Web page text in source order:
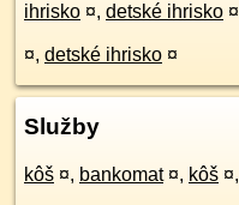
ihrisko ¤, detské ihrisko ¤
¤, detské ihrisko ¤
Služby
kôš ¤, bankomat ¤, kôš ¤,